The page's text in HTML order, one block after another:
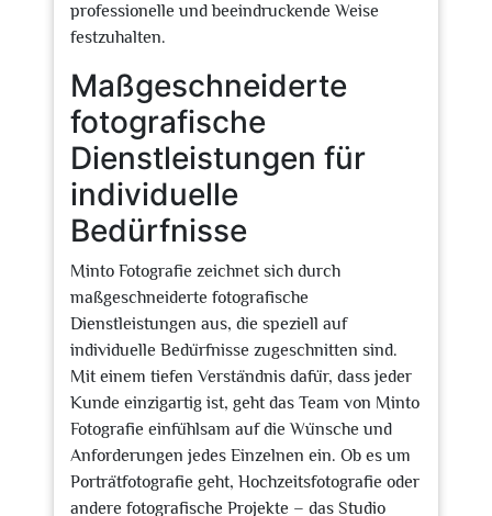
professionelle und beeindruckende Weise
festzuhalten.
Maßgeschneiderte
fotografische
Dienstleistungen für
individuelle
Bedürfnisse
Minto Fotografie zeichnet sich durch
maßgeschneiderte fotografische
Dienstleistungen aus, die speziell auf
individuelle Bedürfnisse zugeschnitten sind.
Mit einem tiefen Verständnis dafür, dass jeder
Kunde einzigartig ist, geht das Team von Minto
Fotografie einfühlsam auf die Wünsche und
Anforderungen jedes Einzelnen ein. Ob es um
Porträtfotografie geht, Hochzeitsfotografie oder
andere fotografische Projekte – das Studio